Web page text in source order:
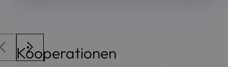
Kooperationen